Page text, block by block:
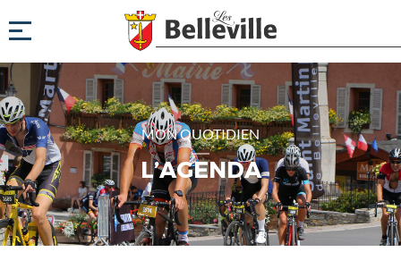
MON QUOTIDIEN
L’AGENDA